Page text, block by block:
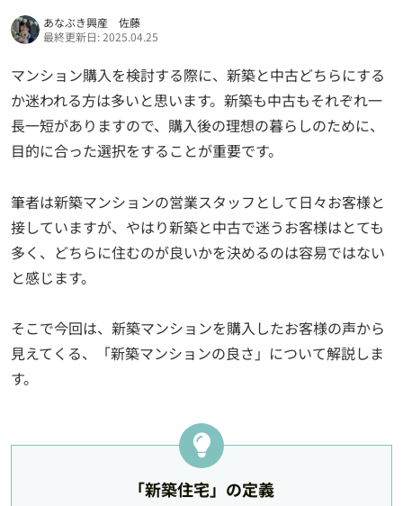
あなぶき興産 佐藤
最終更新日: 2025.04.25
マンション購入を検討する際に、新築と中古どちらにする
か迷われる方は多いと思います。新築も中古もそれぞれ一
長一短がありますので、購入後の理想の暮らしのために、
目的に合った選択をすることが重要です。
筆者は新築マンションの営業スタッフとして日々お客様と
接していますが、やはり新築と中古で迷うお客様はとても
多く、どちらに住むのが良いかを決めるのは容易ではない
と感じます。
そこで今回は、新築マンションを購入したお客様の声から
見えてくる、「新築マンションの良さ」について解説しま
す。
「新築住宅」の定義